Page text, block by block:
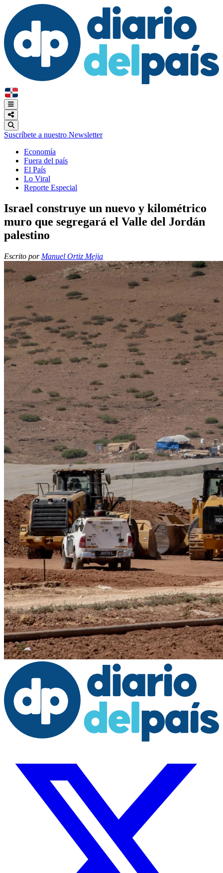
Suscríbete a nuestro Newsletter
Economía
Fuera del país
El País
Lo Viral
Reporte Especial
Israel construye un nuevo y kilométrico
muro que segregará el Valle del Jordán
palestino
Escrito por Manuel Ortiz Mejia